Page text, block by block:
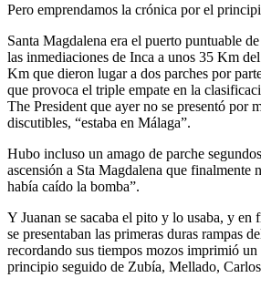
Pero emprendamos la crónica por el
Santa Magdalena era el puerto puntuable
las inmediaciones de Inca a unos 35 Km
Km que dieron lugar a dos parches por
que provoca el triple empate en la
The President que ayer no se presentó por
discutibles, “estaba en Málaga”.
Hubo incluso un amago de parche
ascensión a Sta Magdalena que finalmente
había caído la bomba”.
Y Juanan se sacaba el pito y lo usaba, y en
se presentaban las primeras duras rampas
recordando sus tiempos mozos imprimió
principio seguido de Zubía, Mellado,